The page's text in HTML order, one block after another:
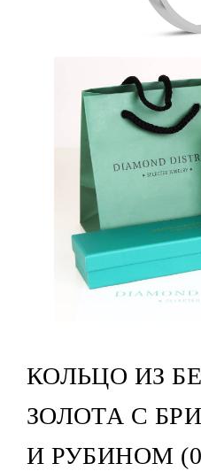
КОЛЬЦО ИЗ
ЗОЛОТА С
И РУБИНОМ